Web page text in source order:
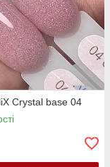
Crystal base 04